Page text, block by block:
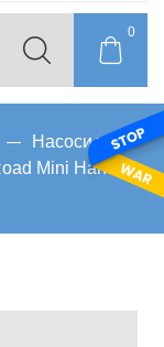
0
Насоси та
Mini Hand